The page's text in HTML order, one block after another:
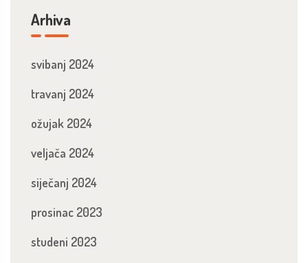
Arhiva
svibanj 2024
travanj 2024
ožujak 2024
veljača 2024
siječanj 2024
prosinac 2023
studeni 2023